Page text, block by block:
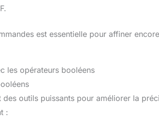
est essentielle pour affiner
les opérateurs booléens
outils puissants pour améliorer la
: